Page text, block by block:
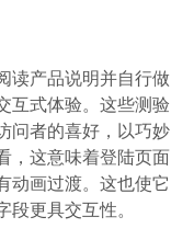
产品说明并自行做
互式体验。这些测验
问者的喜好，以巧妙
，这意味着登陆页面
动画过渡。这也使它
更具交互性。